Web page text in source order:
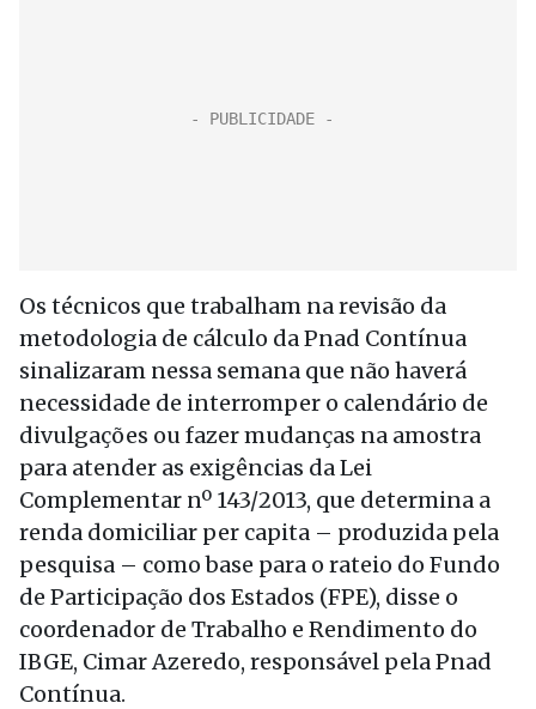
Os técnicos que trabalham na revisão da
metodologia de cálculo da Pnad Contínua
sinalizaram nessa semana que não haverá
necessidade de interromper o calendário de
divulgações ou fazer mudanças na amostra
para atender as exigências da Lei
Complementar nº 143/2013, que determina a
renda domiciliar per capita – produzida pela
pesquisa – como base para o rateio do Fundo
de Participação dos Estados (FPE), disse o
coordenador de Trabalho e Rendimento do
IBGE, Cimar Azeredo, responsável pela Pnad
Contínua.